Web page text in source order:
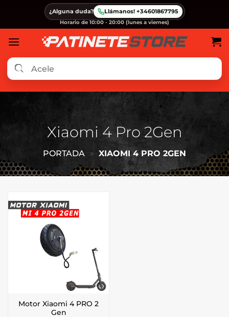
contenido
¿Alguna duda? Llámanos! +34601867795
Horario de 10:00 - 20:00 (lunes a viernes)
Xiaomi 4 Pro 2Gen
PORTADA » XIAOMI 4 PRO 2GEN
Motor Xiaomi 4 PRO 2
Gen